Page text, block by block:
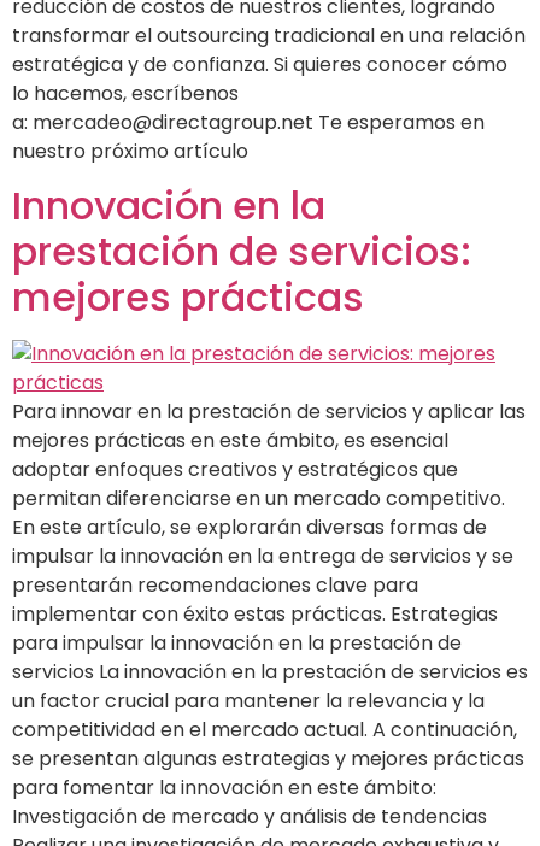
reducción de costos de nuestros clientes, logrando
transformar el outsourcing tradicional en una relación
estratégica y de confianza. Si quieres conocer cómo
lo hacemos, escríbenos
a: mercadeo@directagroup.net Te esperamos en
nuestro próximo artículo
Innovación en la
prestación de servicios:
mejores prácticas
Para innovar en la prestación de servicios y aplicar las
mejores prácticas en este ámbito, es esencial
adoptar enfoques creativos y estratégicos que
permitan diferenciarse en un mercado competitivo.
En este artículo, se explorarán diversas formas de
impulsar la innovación en la entrega de servicios y se
presentarán recomendaciones clave para
implementar con éxito estas prácticas. Estrategias
para impulsar la innovación en la prestación de
servicios La innovación en la prestación de servicios es
un factor crucial para mantener la relevancia y la
competitividad en el mercado actual. A continuación,
se presentan algunas estrategias y mejores prácticas
para fomentar la innovación en este ámbito:
Investigación de mercado y análisis de tendencias